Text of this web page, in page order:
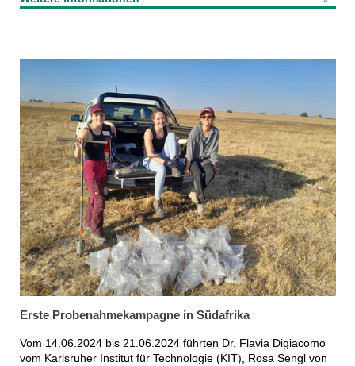
Erste Probenahmekampagne in Südafrika
Vom 14.06.2024 bis 21.06.2024 führten Dr. Flavia Digiacomo
vom Karlsruher Institut für Technologie (KIT), Rosa Sengl von